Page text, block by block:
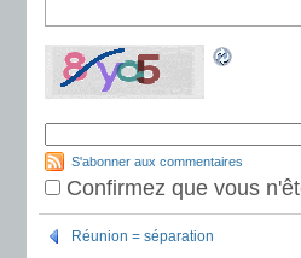
S'abonner aux commentaires
Confirmez que vous
Réunion = séparation